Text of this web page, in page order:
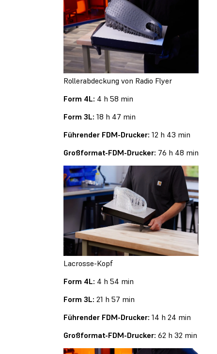
Rollerabdeckung von Radio Flyer
Form 4L: 4 h 58 min
Form 3L: 18 h 47 min
Führender FDM-Drucker: 12 h 43 min
Großformat-FDM-Drucker: 76 h 48 min
Lacrosse-Kopf
Form 4L: 4 h 54 min
Form 3L: 21 h 57 min
Führender FDM-Drucker: 14 h 24 min
Großformat-FDM-Drucker: 62 h 32 min